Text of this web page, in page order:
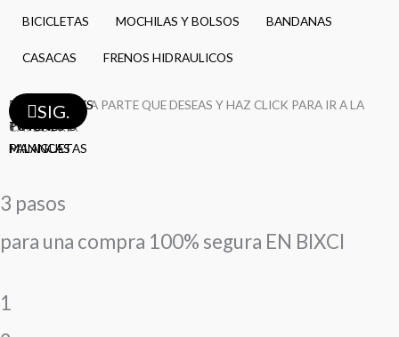
BICICLETAS
MOCHILAS Y BOLSOS BANDANAS
CASACAS FRENOS HIDRAULICOS
MANIGUETAS
PEDALES
MAZAS
TIMONES
POTENCIAS
PALANCAS
FRENOS
LLANTAS
LLANTAS
BIELAS
DESVIADORES
TAZAS
CAMARAS
CAMARAS
CAMARAS
AROS
AROS
RAYOS
RAYOS
RAYOS
SELECCIONA LA PARTE QUE DESEAS Y HAZ CLICK PARA IR A LA
CATEGORÍA
SIG.
3 pasos
para una compra 100% segura EN BIXCI
1